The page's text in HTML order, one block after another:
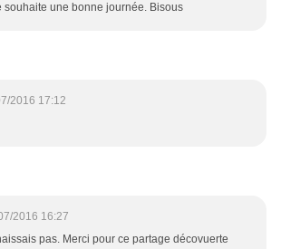
souhaite une bonne journée. Bisous
2016 17:12
2016 16:27
pas. Merci pour ce partage décovuerte